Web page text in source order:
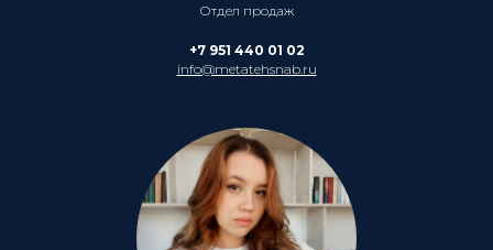
Отдел продаж
+7 951 440 01 02
info@metatehsnab.ru